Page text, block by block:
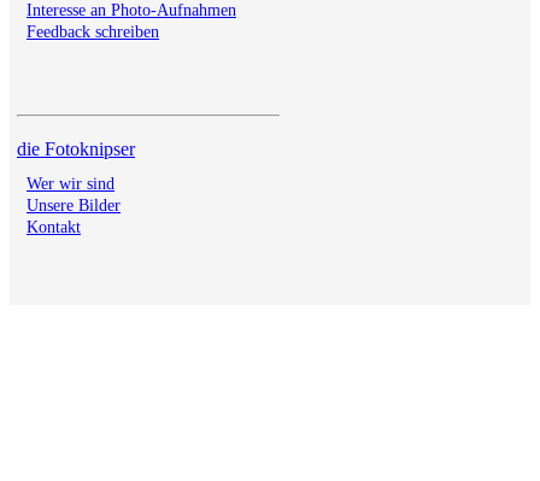
Interesse an Photo-Aufnahmen
Feedback schreiben
die Fotoknipser
Wer wir sind
Unsere Bilder
Kontakt